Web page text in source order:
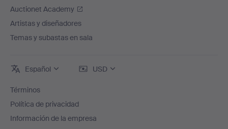
Auctionet Academy
Artistas y diseñadores
Temas y subastas en sala
Español USD
Términos
Política de privacidad
Información de la empresa